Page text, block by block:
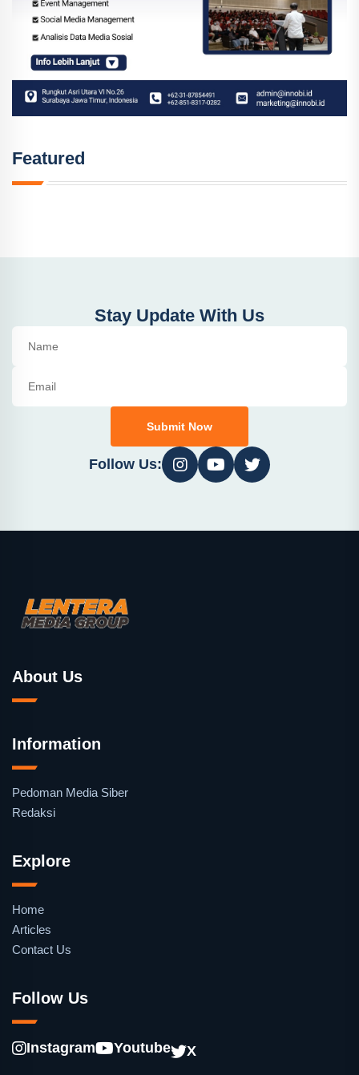
Featured
Stay Update With Us
Submit Now
Follow Us:
About Us
Information
Pedoman Media Siber
Redaksi
Explore
Home
Articles
Contact Us
Follow Us
Instagram Youtube X